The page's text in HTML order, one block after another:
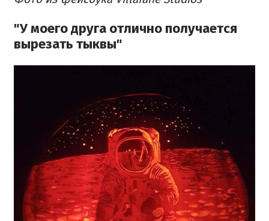
"У моего друга отлично получается
вырезать тыквы"